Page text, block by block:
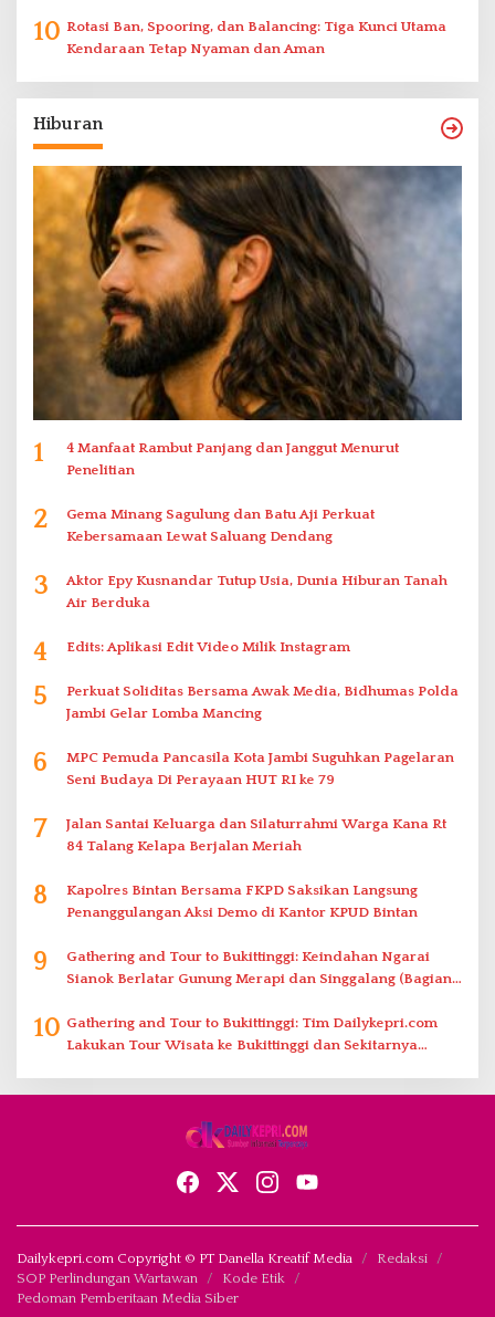
10 Rotasi Ban, Spooring, dan Balancing: Tiga Kunci Utama
Kendaraan Tetap Nyaman dan Aman
Hiburan
1
4 Manfaat Rambut Panjang dan Janggut Menurut
Penelitian
2
Gema Minang Sagulung dan Batu Aji Perkuat
Kebersamaan Lewat Saluang Dendang
3
Aktor Epy Kusnandar Tutup Usia, Dunia Hiburan Tanah
Air Berduka
4 Edits: Aplikasi Edit Video Milik Instagram
5
Perkuat Soliditas Bersama Awak Media, Bidhumas Polda
Jambi Gelar Lomba Mancing
6
MPC Pemuda Pancasila Kota Jambi Suguhkan Pagelaran
Seni Budaya Di Perayaan HUT RI ke 79
7
Jalan Santai Keluarga dan Silaturrahmi Warga Kana Rt
84 Talang Kelapa Berjalan Meriah
8
Kapolres Bintan Bersama FKPD Saksikan Langsung
Penanggulangan Aksi Demo di Kantor KPUD Bintan
9
Gathering and Tour to Bukittinggi: Keindahan Ngarai
Sianok Berlatar Gunung Merapi dan Singgalang (Bagian
10 Gathering and Tour to Bukittinggi: Tim Dailykepri.com
Lakukan Tour Wisata ke Bukittinggi dan Sekitarnya
Dailykepri.com Copyright © PT Danella Kreatif Media
Redaksi
SOP Perlindungan Wartawan
Kode Etik
Pedoman Pemberitaan Media Siber